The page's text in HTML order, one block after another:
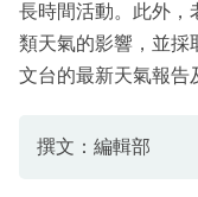
長時間活動。此外，
類天氣的影響，並採
文台的最新天氣報告
撰文：編輯部